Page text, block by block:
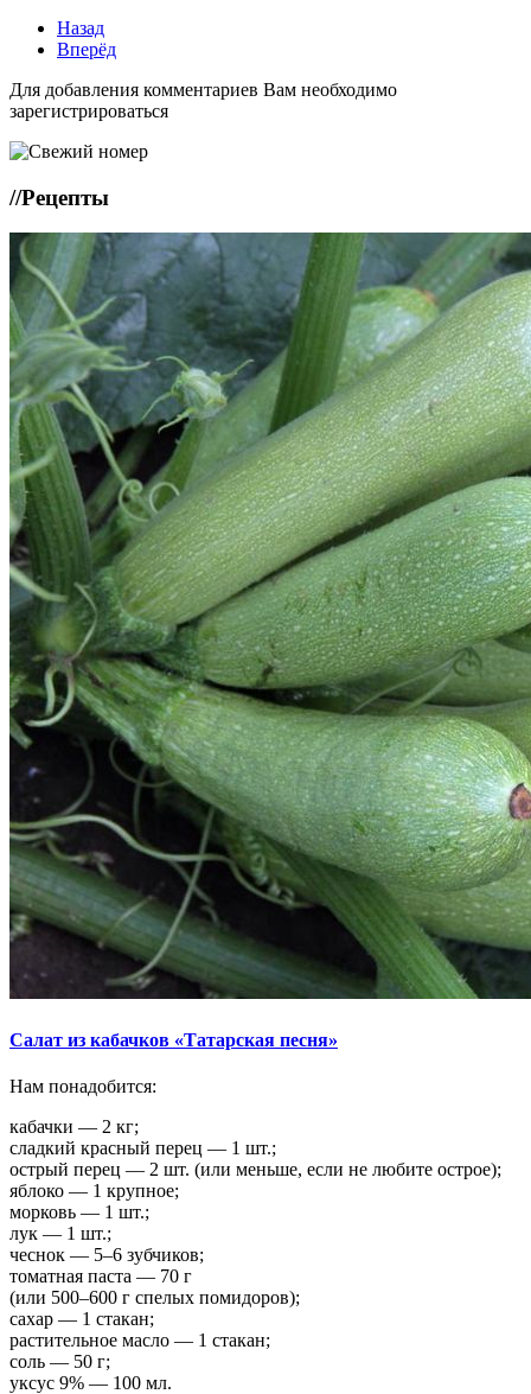
Назад
Вперёд
Для добавления комментариев Вам необходимо
зарегистрироваться
//Рецепты
Салат из кабачков «Татарская песня»
Нам понадобится:
кабачки — 2 кг;
сладкий красный перец — 1 шт.;
острый перец — 2 шт. (или меньше, если не любите острое);
яблоко — 1 крупное;
морковь — 1 шт.;
лук — 1 шт.;
чеснок — 5–6 зубчиков;
томатная паста — 70 г
(или 500–600 г спелых помидоров);
сахар — 1 стакан;
растительное масло — 1 стакан;
соль — 50 г;
уксус 9% — 100 мл.